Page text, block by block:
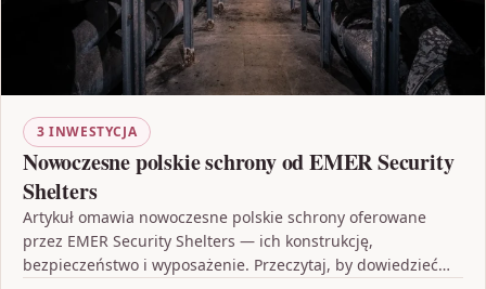
3 INWESTYCJA
Nowoczesne polskie schrony od EMER Security
Shelters
Artykuł omawia nowoczesne polskie schrony oferowane
przez EMER Security Shelters — ich konstrukcję,
bezpieczeństwo i wyposażenie. Przeczytaj, by dowiedzieć